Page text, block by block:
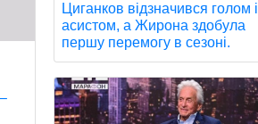
Циганков відзначився голом і
асистом, а Жирона здобула
першу перемогу в сезоні.